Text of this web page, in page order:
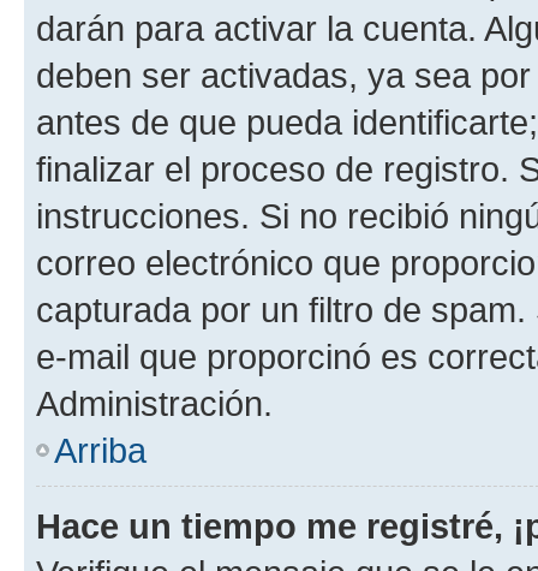
darán para activar la cuenta.
deben ser activadas, ya sea
antes de que pueda
finalizar el proceso de registro.
instrucciones. Si no recibió
correo electrónico que
capturada por un filtro de
e-mail que proporcinó es
Administración.
Arriba
Hace un tiempo me registré,